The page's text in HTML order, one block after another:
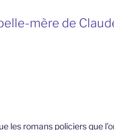
mère de
les romans policiers que